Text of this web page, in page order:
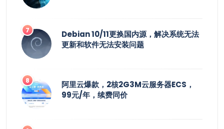
Debian 10/11更换国内源，解决系统无法
更新和软件无法安装问题
阿里云爆款，2核2G3M云服务器ECS，
99元/年，续费同价